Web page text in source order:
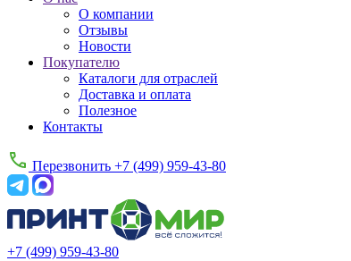
О компании
Отзывы
Новости
Покупателю
Каталоги для отраслей
Доставка и оплата
Полезное
Контакты
Перезвонить +7 (499) 959-43-80
+7 (499) 959-43-80